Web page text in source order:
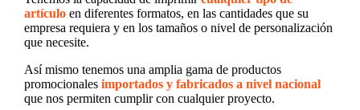
artículoen diferentes formatos, en las cantidades que su
empresa requiera y en los tamaños o nivel de personalización
que necesite.
Así mismo tenemos una amplia gama de productos
promocionales importados y fabricados a nivel nacional
que nos permiten cumplir con cualquier proyecto.